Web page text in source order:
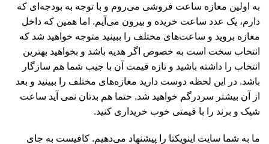
به اولین مغازه ساعت فروشی می‌روم و با توجه به بودجه‌ای که
دارم، یک عدد ساعت خریده و بیرون می‌آیم. اما همین که داخل
مغازه بروید و ساعت‌های مختلف را ببینید متوجه خواهید شد که
انتخاب سخت است به خصوص اگر هدیه باشد و بخواهید بهترین
انتخاب را داشته باشید و تازه قیمت آن با جیب شما هم سازگار
باشد. در این لحظه دوست دارید مغازه‌های مختلف را ببینید و بعد
از آن بیشتر سردرگم خواهید شد. حتما هم بدتان نمی آید ساعت
شیک و برند را با قیمتی خوب خریداری کنید.
ما به شما سایت اینویکتا را پیشنهاد می‌دهیم. کافیست به جای